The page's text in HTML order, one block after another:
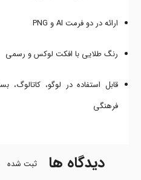
ارائه در دو فرمت AI و PNG
رنگ طلایی با افکت لوکس و رسمی
قابل استفاده در لوگو، کاتالوگ،
فرهنگی
دیدگاه ها ثبت شده